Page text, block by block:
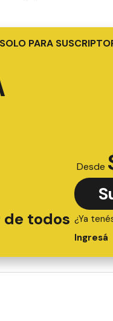
PARA
todos
Desde
¿Ya
Ingresá